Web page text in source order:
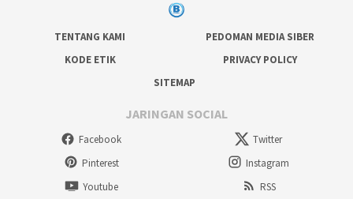
TENTANG KAMI
PEDOMAN MEDIA SIBER
KODE ETIK
PRIVACY POLICY
SITEMAP
JARINGAN SOCIAL
Facebook
Twitter
Pinterest
Instagram
Youtube
RSS